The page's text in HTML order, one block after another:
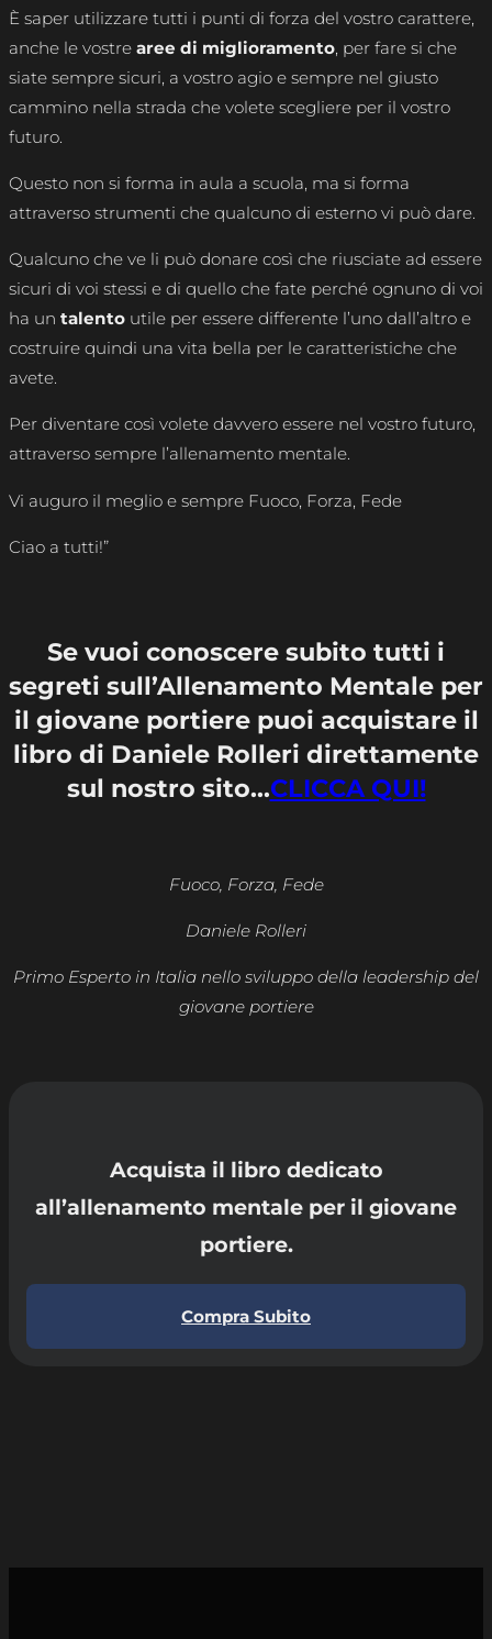
È saper utilizzare tutti i punti di forza del vostro carattere,
anche le vostre aree di miglioramento, per fare si che
siate sempre sicuri, a vostro agio e sempre nel giusto
cammino nella strada che volete scegliere per il vostro
futuro.
Questo non si forma in aula a scuola, ma si forma
attraverso strumenti che qualcuno di esterno vi può dare.
Qualcuno che ve li può donare così che riusciate ad essere
sicuri di voi stessi e di quello che fate perché ognuno di voi
ha un talento utile per essere differente l’uno dall’altro e
costruire quindi una vita bella per le caratteristiche che
avete.
Per diventare così volete davvero essere nel vostro futuro,
attraverso sempre l’allenamento mentale.
Vi auguro il meglio e sempre Fuoco, Forza, Fede
Ciao a tutti!”
Se vuoi conoscere subito tutti i
segreti sull’Allenamento Mentale per
il giovane portiere puoi acquistare il
libro di Daniele Rolleri direttamente
sul nostro sito…CLICCA QUI!
Fuoco, Forza, Fede
Daniele Rolleri
Primo Esperto in Italia nello sviluppo della leadership del
giovane portiere
Acquista il libro dedicato
all’allenamento mentale per il giovane
portiere.
Compra Subito